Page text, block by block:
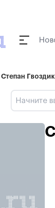
Степан